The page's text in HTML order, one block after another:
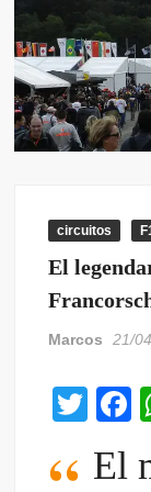
circuitos
El
Marcos 21/
T
tt
c
El